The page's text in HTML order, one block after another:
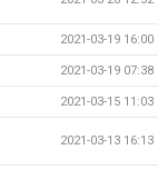
2021-03-19 16:00
2021-03-19 07:38
2021-03-15 11:03
2021-03-13 16:13